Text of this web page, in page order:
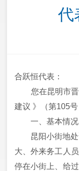
代
合跃恒代表：
您在昆明市晋
建议 》（第105
一、基本情况
昆阳小街地处
大、外来务工人
停在小街上、给